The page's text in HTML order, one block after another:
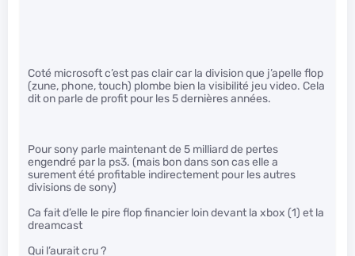
Coté microsoft c’est pas clair car la division que j’apelle flop
(zune, phone, touch) plombe bien la visibilité jeu video. Cela
dit on parle de profit pour les 5 dernières années.
Pour sony parle maintenant de 5 milliard de pertes
engendré par la ps3. (mais bon dans son cas elle a
surement été profitable indirectement pour les autres
divisions de sony)
Ca fait d’elle le pire flop financier loin devant la xbox (1) et la
dreamcast
Qui l’aurait cru ?